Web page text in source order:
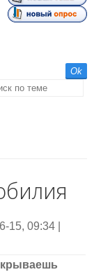
15, 09:34 |